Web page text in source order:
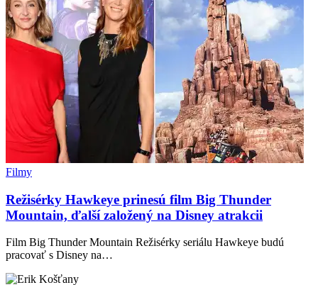
Filmy
Režisérky Hawkeye prinesú film Big Thunder
Mountain, ďalší založený na Disney atrakcii
Film Big Thunder Mountain Režisérky seriálu Hawkeye budú
pracovať s Disney na…